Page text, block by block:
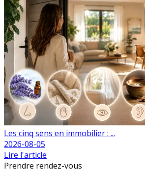
Les cinq sens en immobilier : ...
2026-08-05
Lire l'article
Prendre rendez-vous